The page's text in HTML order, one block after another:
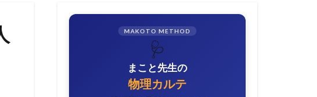
MAKOTO METHOD
🩺
まこと先生の
物理カルテ